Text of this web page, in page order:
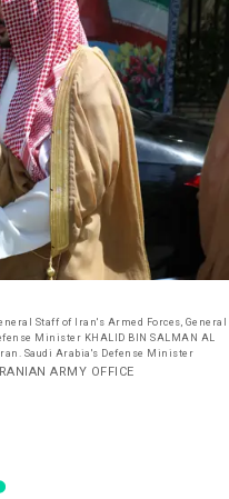
Staff of Iran's Armed Forces, General
Minister KHALID BIN SALMAN AL
Saudi Arabia's Defense Minister
ARMY OFFICE